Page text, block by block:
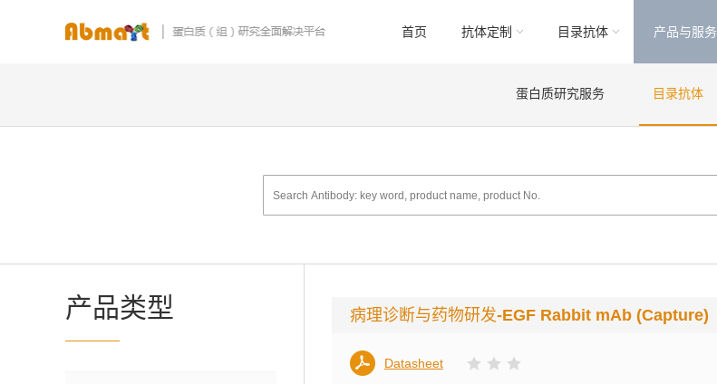
首页 抗体定制 目录抗体 产品与服务
蛋白质研究服务 目录抗体
产品类型 病理诊断与药物研发-EGF Rabbit mAb (Capture)
Datasheet